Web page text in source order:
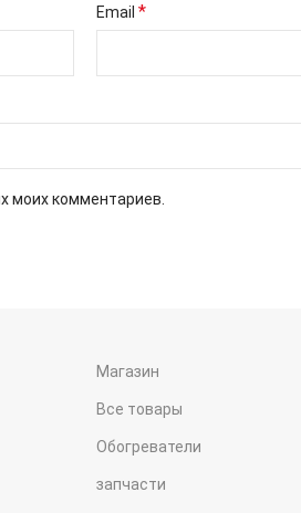
Email *
моих комментариев.
Магазин
Все товары
Обогреватели
запчасти